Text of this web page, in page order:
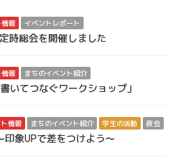
報 イベントレポート
時総会を開催しました
報 まちのイベント紹介
いてつなぐワークショップ」
情報 まちのイベント紹介 学生の活動 夜会
象UPで差をつけよう～